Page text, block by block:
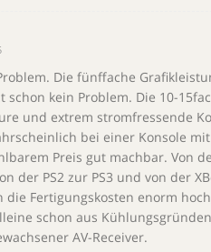
Die fünffache
schon kein Problem. Die 10-
und extrem stromfressende
bei einer Konsole
Preis gut machbar. Von
der PS2 zur PS3 und von der
Fertigungskosten enorm
schon aus
AV-Receiver.